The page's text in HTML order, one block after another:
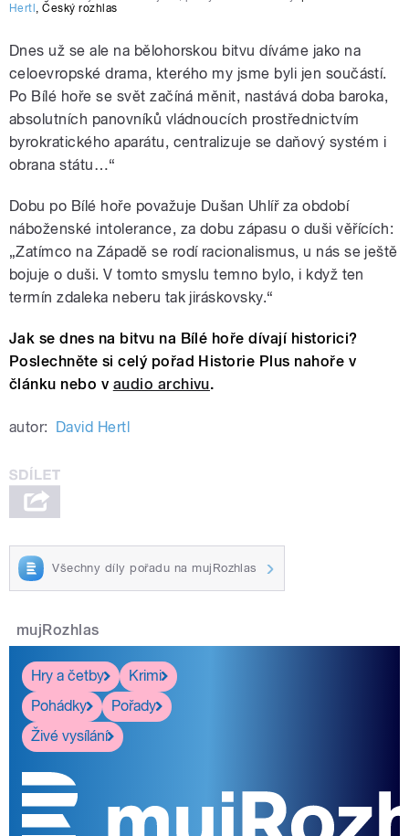
Hertl ,Český rozhlas
Dnes už se ale na bělohorskou bitvu díváme jako na
celoevropské drama, kterého my jsme byli jen součástí.
Po Bílé hoře se svět začíná měnit, nastává doba baroka,
absolutních panovníků vládnoucích prostřednictvím
byrokratického aparátu, centralizuje se daňový systém i
obrana státu…“
Dobu po Bílé hoře považuje Dušan Uhlíř za období
náboženské intolerance, za dobu zápasu o duši věřících:
„Zatímco na Západě se rodí racionalismus, u nás se ještě
bojuje o duši. V tomto smyslu temno bylo, i když ten
termín zdaleka neberu tak jiráskovsky.“
Jak se dnes na bitvu na Bílé hoře dívají historici?
Poslechněte si celý pořad Historie Plus nahoře v
článku nebo v audio archivu.
autor: David Hertl
Všechny díly pořadu na mujRozhlas
mujRozhlas
Hry a četby
Krimi
Pohádky
Pořady
Živé vysílání